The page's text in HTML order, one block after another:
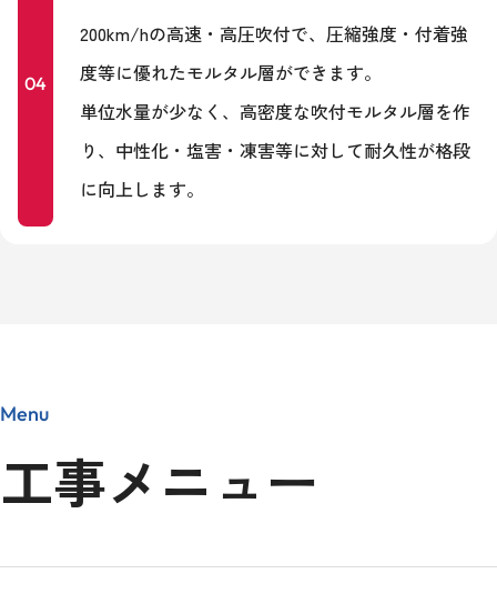
04
200km/hの高速・高圧吹付で、圧縮強度・付着強
度等に優れたモルタル層ができます。
単位水量が少なく、高密度な吹付モルタル層を作
り、中性化・塩害・凍害等に対して耐久性が格段
に向上します。
Menu
工事メニュー